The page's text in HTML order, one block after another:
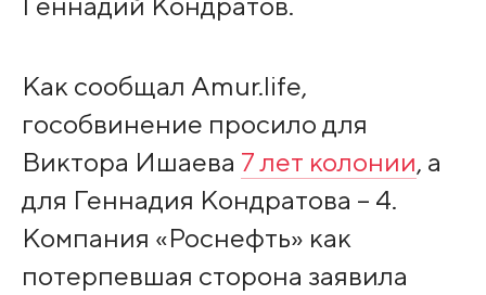
Как сообщал Amur.life,
гособвинение просило для
Виктора Ишаева 7 лет колонии, а
для Геннадия Кондратова – 4.
Компания «Роснефть» как
потерпевшая сторона заявила